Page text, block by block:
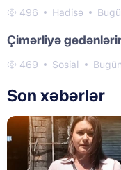
496 Hadisə
Çimərliyə
469 Sosial Bugün
Son xəbərlər